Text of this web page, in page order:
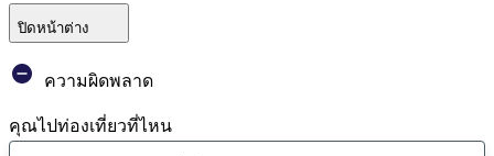
ปิดหน้าต่าง
ความผิดพลาด
คุณไปท่องเที่ยวที่ไหน